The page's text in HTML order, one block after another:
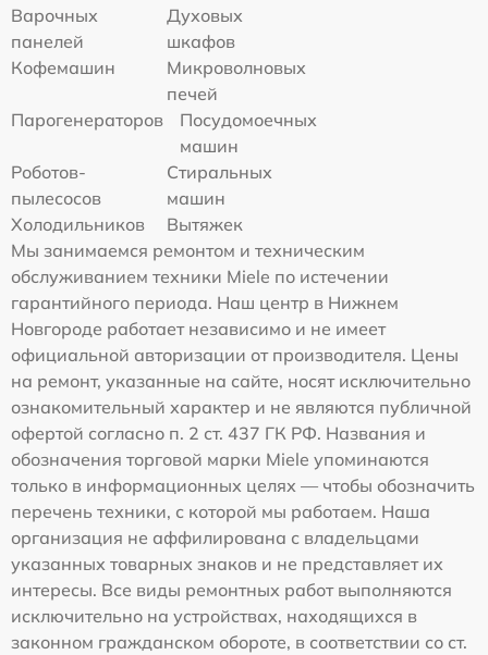
Варочных
панелей
Духовых
шкафов
Кофемашин
Микроволновых
печей
Парогенераторов
Посудомоечных
машин
Роботов-
пылесосов
Стиральных
машин
Холодильников
Вытяжек
Мы занимаемся ремонтом и техническим
обслуживанием техники Miele по истечении
гарантийного периода. Наш центр в Нижнем
Новгороде работает независимо и не имеет
официальной авторизации от производителя. Цены
на ремонт, указанные на сайте, носят исключительно
ознакомительный характер и не являются публичной
офертой согласно п. 2 ст. 437 ГК РФ. Названия и
обозначения торговой марки Miele упоминаются
только в информационных целях — чтобы обозначить
перечень техники, с которой мы работаем. Наша
организация не аффилирована с владельцами
указанных товарных знаков и не представляет их
интересы. Все виды ремонтных работ выполняются
исключительно на устройствах, находящихся в
законном гражданском обороте, в соответствии со ст.